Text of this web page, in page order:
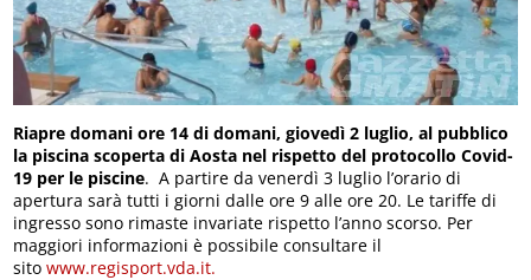
Riapre domani ore 14 di domani, giovedì 2 luglio, al pubblico
la piscina scoperta di Aosta nel rispetto del protocollo Covid-
19 per le piscine. A partire da venerdì 3 luglio l’orario di
apertura sarà tutti i giorni dalle ore 9 alle ore 20. Le tariffe di
ingresso sono rimaste invariate rispetto l’anno scorso. Per
maggiori informazioni è possibile consultare il
sito www.regisport.vda.it.